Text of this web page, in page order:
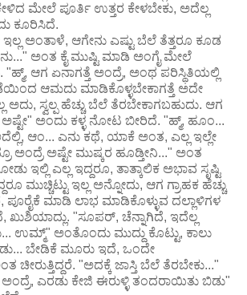
ಮೇಲೆ ಪೂರ್ತಿ ಉತ್ತರ ಕೇಳಬೇಕು, ಅದೆಲ್ಲ
ಕೂರಿಸಿದೆ.
ಅಂತಾಳೆ, ಆಗೇನು ಎಷ್ಟು ಬೆಲೆ ತೆತ್ತರೂ ಕೂಡ
ಅಂತ ಕೈ ಮುಷ್ಟಿ ಮಾಡಿ ಅಂಗೈ ಮೇಲೆ
"ಹ್ಮ್, ಆಗ ಏನಾಗತ್ತೆ ಅಂದ್ರೆ, ಅಂಥ ಪರಿಸ್ಥಿತಿಯಲ್ಲಿ
ಆಮದು ಮಾಡಿಕೊಳ್ಳಬೇಕಾಗತ್ತೆ ಅದೇ
ಸ್ವಲ್ಪ ಹೆಚ್ಚು ಬೆಲೆ ತೆರಬೇಕಾಗಬಹುದು. ಆಗ
ಅಷ್ಟೇ" ಅಂದು ಕಳ್ಳ ನೋಟ ಬೀರಿದೆ. "ಹ್ಮ್, ಹೂಂ...
ಆಂ... ಎನು ಕಥೆ, ಯಾಕೆ ಅಂತ, ಎಲ್ಲ ಇಲ್ಲೇ
ಅಂದ್ರೆ ಅಷ್ಟೇ ಮುಷ್ಕರ ಹೂಡ್ತೀನಿ..." ಅಂತ
ಇಲ್ಲಿ ಎಲ್ಲ ಇದ್ದರೂ, ತಾತ್ಕಾಲಿಕ ಅಭಾವ ಸೃಷ್ಟಿ
ಮುಚ್ಚಿಟ್ಟು ಇಲ್ಲ ಅನ್ನೋದು, ಆಗ ಗ್ರಾಹಕ ಹೆಚ್ಚು
ಪೂರೈಕೆ ಮಾಡಿ ಲಾಭ ಮಾಡಿಕೊಳ್ಳುವ ದಲ್ಲಾಳಿಗಳ
ಖುಶಿಯಾದ್ಲು. "ಸೂಪರ್, ಚೆನ್ನಾಗಿದೆ, ಇದೆಲ್ಲ
ಉಮ್ಮ್" ಅಂತೊಂದು ಮುದ್ದು ಕೊಟ್ಟು, ಕಾಲು
ಬೇಡಿಕೆ ಮೂರು ಇದೆ, ಒಂದೇ
ಚೀರುತ್ತಿದ್ದರೆ. "ಅದಕ್ಕೆ ಜಾಸ್ತಿ ಬೆಲೆ ತೆರಬೇಕು..."
ಅಂದ್ರೆ, ಎರಡು ಕೇಜಿ ಈರುಳ್ಳಿ ತಂದರಾಯಿತು ಬಿಡು"